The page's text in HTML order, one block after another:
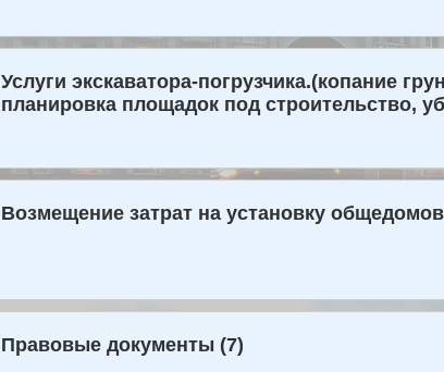
Услуги экскаватора-погрузчика.(копание
планировка площадок под строительство,
Возмещение затрат на установку
Правовые документы (7)